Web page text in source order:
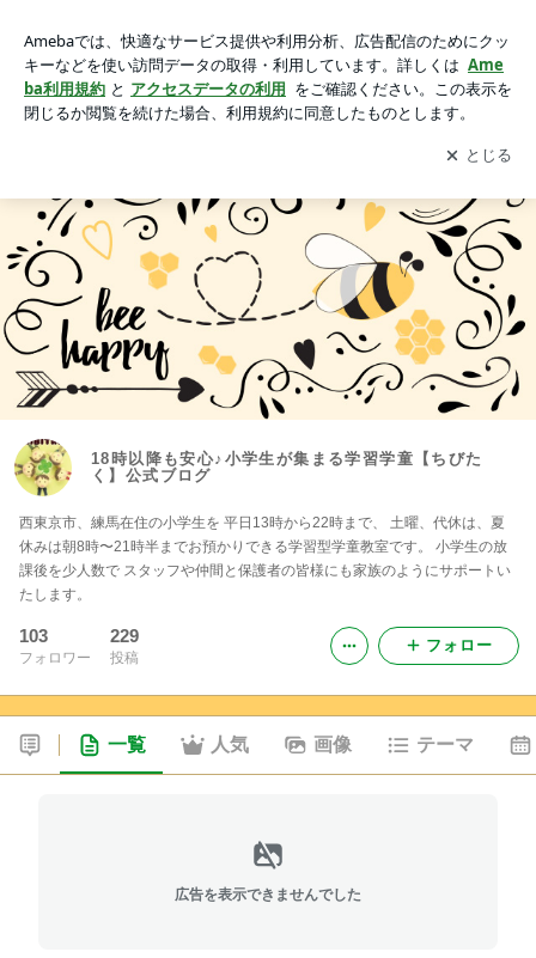
ログ
アプリをダウンロードして ブログの更新通知
を受け取りまし
ょう。
開く
18時以降も安心♪小学生が集まる学習学童【ちびた
く】公式ブログ
西東京市、練馬在住の小学生を 平日13時から22時まで、 土曜、代休は、夏
休みは朝8時〜21時半までお預かりできる学習型学童教室です。 小学生の放
課後を少人数で スタッフや仲間と保護者の皆様にも家族のようにサポートい
たします。
103
フォロワー
229
投稿
フォロー
一覧 人気 画像 テーマ
広告を表示できませんでした